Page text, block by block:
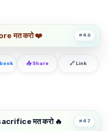
मत करो ❤️ #46
📤 Share 🔗 Link
मत करो 🔥 #47